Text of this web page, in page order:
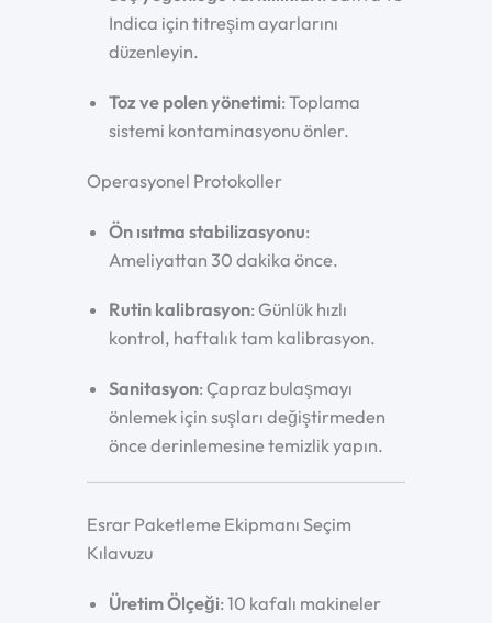
Indica için titreşim ayarlarını
düzenleyin.
Toz ve polen yönetimi: Toplama
sistemi kontaminasyonu önler.
Operasyonel Protokoller
Ön ısıtma stabilizasyonu:
Ameliyattan 30 dakika önce.
Rutin kalibrasyon: Günlük hızlı
kontrol, haftalık tam kalibrasyon.
Sanitasyon: Çapraz bulaşmayı
önlemek için suşları değiştirmeden
önce derinlemesine temizlik yapın.
Esrar Paketleme Ekipmanı Seçim
Kılavuzu
Üretim Ölçeği: 10 kafalı makineler